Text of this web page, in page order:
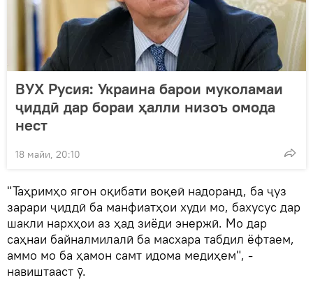
ВУХ Русия: Украина барои муколамаи
ҷиддӣ дар бораи ҳалли низоъ омода
нест
18 майи, 20:10
"Таҳримҳо ягон оқибати воқеӣ надоранд, ба ҷуз
зарари ҷиддӣ ба манфиатҳои худи мо, бахусус дар
шакли нархҳои аз ҳад зиёди энержӣ. Мо дар
саҳнаи байналмилалӣ ба масхара табдил ёфтаем,
аммо мо ба ҳамон самт идома медиҳем", -
навиштааст ӯ.